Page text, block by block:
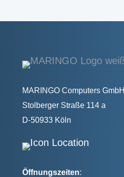
MARINGO Computers GmbH
Stolberger Straße 114 a
D-50933 Köln
Öffnungszeiten: